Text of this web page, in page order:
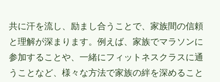
共に汗を流し、励まし合うことで、家族間の信頼
と理解が深まります。例えば、家族でマラソンに
参加することや、一緒にフィットネスクラスに通
うことなど、様々な方法で家族の絆を深めること